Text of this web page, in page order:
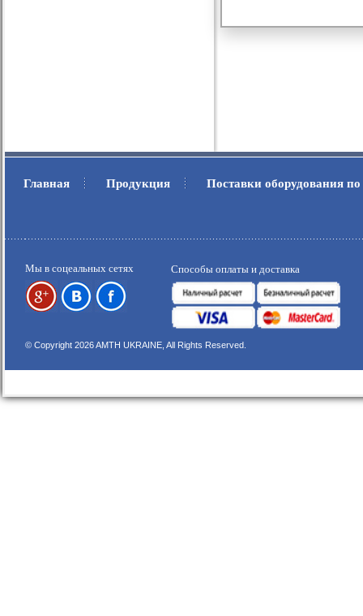
Главная . Продукция . Поставки оборудования
Мы в соцеальных сетях Способы оплаты и доставка
© Copyright 2026 AMTH UKRAINE, All Rights Reserved.